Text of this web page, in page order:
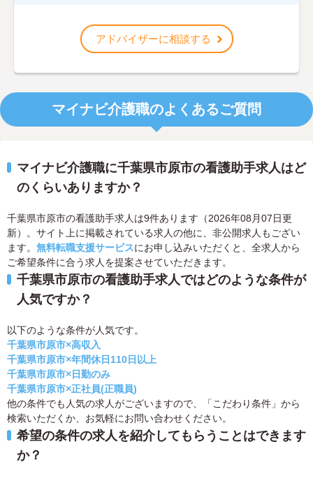
アドバイザーに相談する
マイナビ介護職のよくあるご質問
マイナビ介護職に千葉県市原市の看護助手求人はど
のくらいありますか？
千葉県市原市の看護助手求人は9件あります（2026年08月07日更
新）。サイト上に掲載されている求人の他に、非公開求人もござい
ます。 無料転職支援サービスにお申し込みいただくと、全求人から
ご希望条件に合う求人を提案させていただきます。
千葉県市原市の看護助手求人ではどのような条件が
人気ですか？
以下のような条件が人気です。
千葉県市原市×高収入
千葉県市原市×年間休日110日以上
千葉県市原市×日勤のみ
千葉県市原市×正社員(正職員)
他の条件でも人気の求人がございますので、「こだわり条件」から
検索いただくか、お気軽にお問い合わせください。
希望の条件の求人を紹介してもらうことはできます
か？